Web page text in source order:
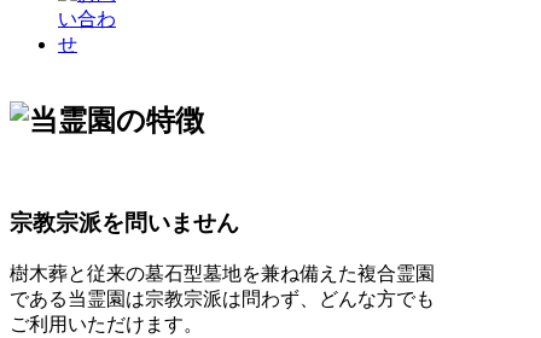
宗教宗派を問いません
樹木葬と従来の墓石型墓地を兼ね備えた複合霊園
である当霊園は宗教宗派は問わず、どんな方でも
ご利用いただけます。